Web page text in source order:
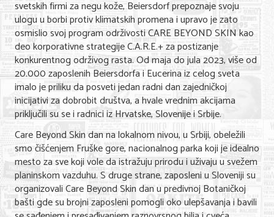
Shopping
Sve za venčanje
Sve za decu
Kuća i bašta
Gastronomija
Sport i rekreacija
Zdravlje i medicina
Hobi i razonoda
svetskih firmi za negu kože, Beiersdorf prepoznaje svoju
ulogu u borbi protiv klimatskih promena i upravo je zato
osmislio svoj program održivosti CARE BEYOND SKIN kao
deo korporativne strategije C.A.R.E.+ za postizanje
konkurentnog održivog rasta. Od maja do jula 2023, više od
20.000 zaposlenih Beiersdorfa i Eucerina iz celog sveta
imalo je priliku da posveti jedan radni dan zajedničkoj
inicijativi za dobrobit društva, a hvale vrednim akcijama
priključili su se i radnici iz Hrvatske, Slovenije i Srbije.
Care Beyond Skin dan na lokalnom nivou, u Srbiji, obeležili
smo čišćenjem Fruške gore, nacionalnog parka koji je idealno
mesto za sve koji vole da istražuju prirodu i uživaju u svežem
planinskom vazduhu. S druge strane, zaposleni u Sloveniji su
organizovali Care Beyond Skin dan u predivnoj Botaničkoj
bašti gde su brojni zaposleni pomogli oko ulepšavanja i bavili